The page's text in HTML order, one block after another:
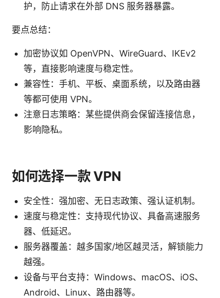
护，防止请求在外部 DNS 服务器暴露。
要点总结：
加密协议如 OpenVPN、WireGuard、IKEv2
等，直接影响速度与稳定性。
兼容性：手机、平板、桌面系统，以及路由器
等都可使用 VPN。
注意日志策略：某些提供商会保留连接信息，
影响隐私。
如何选择一款 VPN
安全性：强加密、无日志政策、强认证机制。
速度与稳定性：支持现代协议、具备高速服务
器、低延迟。
服务器覆盖：越多国家/地区越灵活，解锁能力
越强。
设备与平台支持：Windows、macOS、iOS、
Android、Linux、路由器等。